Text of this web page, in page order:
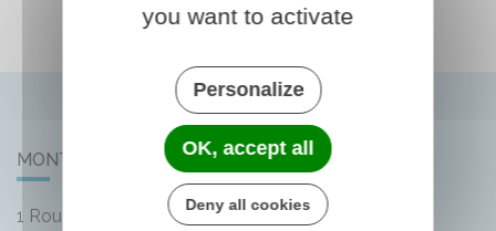
MONTLIARD
1 Route de Bellegarde
you want to activate
Personalize
OK, accept all
Deny all cookies